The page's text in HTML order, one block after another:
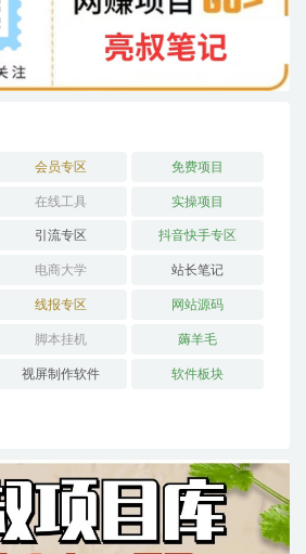
会员专区 免费项目
在线工具 实操项目
引流专区 抖音快手专区
电商大学 站长笔记
线报专区 网站源码
脚本挂机 薅羊毛
视屏制作软件 软件板块